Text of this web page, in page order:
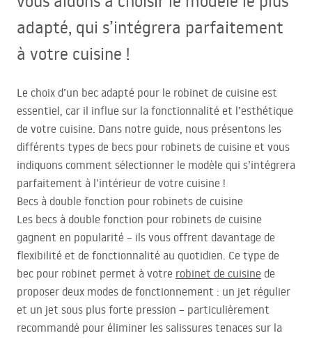
adapté, qui s’intégrera parfaitement
à votre cuisine !
Le choix d’un bec adapté pour le robinet de cuisine est
essentiel, car il influe sur la fonctionnalité et l’esthétique
de votre cuisine. Dans notre guide, nous présentons les
différents types de becs pour robinets de cuisine et vous
indiquons comment sélectionner le modèle qui s’intégrera
parfaitement à l’intérieur de votre cuisine !
Becs à double fonction pour robinets de cuisine
Les becs à double fonction pour robinets de cuisine
gagnent en popularité – ils vous offrent davantage de
flexibilité et de fonctionnalité au quotidien. Ce type de
bec pour robinet permet à votre robinet de cuisine de
proposer deux modes de fonctionnement : un jet régulier
et un jet sous plus forte pression – particulièrement
recommandé pour éliminer les salissures tenaces sur la